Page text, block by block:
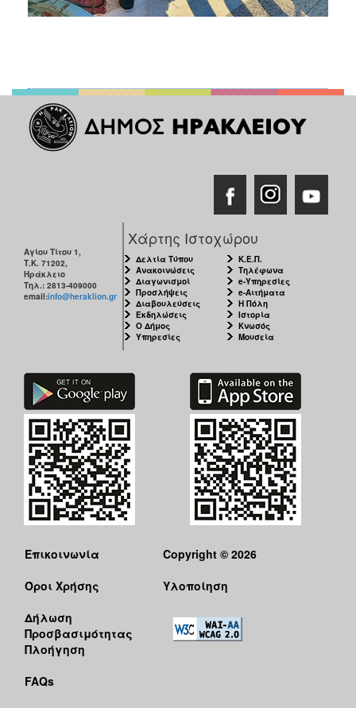
Αγίου Τίτου 1,
Τ.Κ. 71202,
Ηράκλειο
Τηλ.: 2813-409000
email:info@heraklion.gr
Χάρτης Ιστοχώρου
Δελτία Τύπου
Ανακοινώσεις
Διαγωνισμοί
Προσλήψεις
Διαβουλεύσεις
Εκδηλώσεις
Ο Δήμος
Υπηρεσίες
Κ.Ε.Π.
Τηλέφωνα
e-Υπηρεσίες
e-Αιτήματα
Η Πόλη
Ιστορία
Κνωσός
Μουσεία
Επικοινωνία
Όροι Χρήσης
Δήλωση
Προσβασιμότητας
Πλοήγηση
FAQs
Copyright © 2026
Υλοποίηση